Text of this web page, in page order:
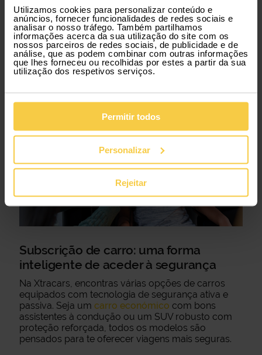
Utilizamos cookies para personalizar conteúdo e
anúncios, fornecer funcionalidades de redes sociais e
analisar o nosso tráfego. Também partilhamos
informações acerca da sua utilização do site com os
nossos parceiros de redes sociais, de publicidade e de
análise, que as podem combinar com outras informações
que lhes forneceu ou recolhidas por estes a partir da sua
utilização dos respetivos serviços.
Permitir todos
Personalizar
Rejeitar
Subscrição de carro: uma forma
inteligente de aceder à segurança
Na Xtracars, encontras várias opções de carros
equipados com tecnologia de segurança ativa e
passiva. Seja um carro económico com bons
assistentes à condução ou um SUV robusto com
proteção reforçada, todos os modelos são
pensados para te oferecer viagens mais seguras.